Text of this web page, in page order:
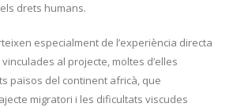
drets humans.
especialment de l’experiència directa
al projecte, moltes d’elles
països del continent africà, que
migratori i les dificultats viscudes